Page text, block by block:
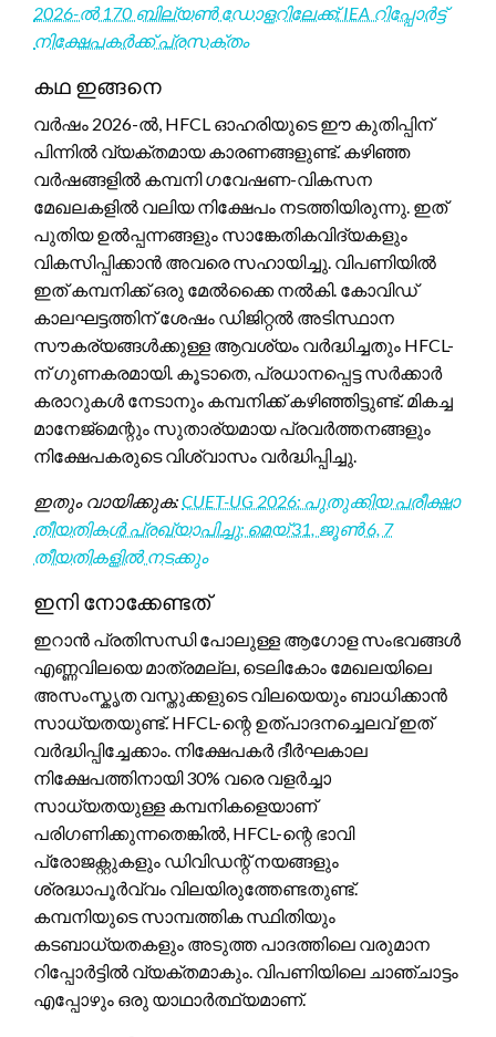
2026-ൽ 170 ബില്യൺ ഡോളറിലേക്ക്: IEA റിപ്പോർട്ട്
നിക്ഷേപകർക്ക് പ്രസക്തം
കഥ ഇങ്ങനെ
വർഷം 2026-ൽ, HFCL ഓഹരിയുടെ ഈ കുതിപ്പിന്
പിന്നിൽ വ്യക്തമായ കാരണങ്ങളുണ്ട്. കഴിഞ്ഞ
വർഷങ്ങളിൽ കമ്പനി ഗവേഷണ-വികസന
മേഖലകളിൽ വലിയ നിക്ഷേപം നടത്തിയിരുന്നു. ഇത്
പുതിയ ഉൽപ്പന്നങ്ങളും സാങ്കേതികവിദ്യകളും
വികസിപ്പിക്കാൻ അവരെ സഹായിച്ചു. വിപണിയിൽ
ഇത് കമ്പനിക്ക് ഒരു മേൽക്കൈ നൽകി. കോവിഡ്
കാലഘട്ടത്തിന് ശേഷം ഡിജിറ്റൽ അടിസ്ഥാന
സൗകര്യങ്ങൾക്കുള്ള ആവശ്യം വർദ്ധിച്ചതും HFCL-
ന് ഗുണകരമായി. കൂടാതെ, പ്രധാനപ്പെട്ട സർക്കാർ
കരാറുകൾ നേടാനും കമ്പനിക്ക് കഴിഞ്ഞിട്ടുണ്ട്. മികച്ച
മാനേജ്‌മെന്റും സുതാര്യമായ പ്രവർത്തനങ്ങളും
നിക്ഷേപകരുടെ വിശ്വാസം വർദ്ധിപ്പിച്ചു.
ഇതും വായിക്കുക:CUET-UG 2026: പുതുക്കിയ പരീക്ഷാ
തീയതികൾ പ്രഖ്യാപിച്ചു; മെയ് 31, ജൂൺ 6, 7
തീയതികളിൽ നടക്കും
ഇനി നോക്കേണ്ടത്
ഇറാൻ പ്രതിസന്ധി പോലുള്ള ആഗോള സംഭവങ്ങൾ
എണ്ണവിലയെ മാത്രമല്ല, ടെലികോം മേഖലയിലെ
അസംസ്കൃത വസ്തുക്കളുടെ വിലയെയും ബാധിക്കാൻ
സാധ്യതയുണ്ട്. HFCL-ന്റെ ഉത്പാദനച്ചെലവ് ഇത്
വർദ്ധിപ്പിച്ചേക്കാം. നിക്ഷേപകർ ദീർഘകാല
നിക്ഷേപത്തിനായി 30% വരെ വളർച്ചാ
സാധ്യതയുള്ള കമ്പനികളെയാണ്
പരിഗണിക്കുന്നതെങ്കിൽ, HFCL-ന്റെ ഭാവി
പ്രോജക്റ്റുകളും ഡിവിഡന്റ് നയങ്ങളും
ശ്രദ്ധാപൂർവ്വം വിലയിരുത്തേണ്ടതുണ്ട്.
കമ്പനിയുടെ സാമ്പത്തിക സ്ഥിതിയും
കടബാധ്യതകളും അടുത്ത പാദത്തിലെ വരുമാന
റിപ്പോർട്ടിൽ വ്യക്തമാകും. വിപണിയിലെ ചാഞ്ചാട്ടം
എപ്പോഴും ഒരു യാഥാർത്ഥ്യമാണ്.